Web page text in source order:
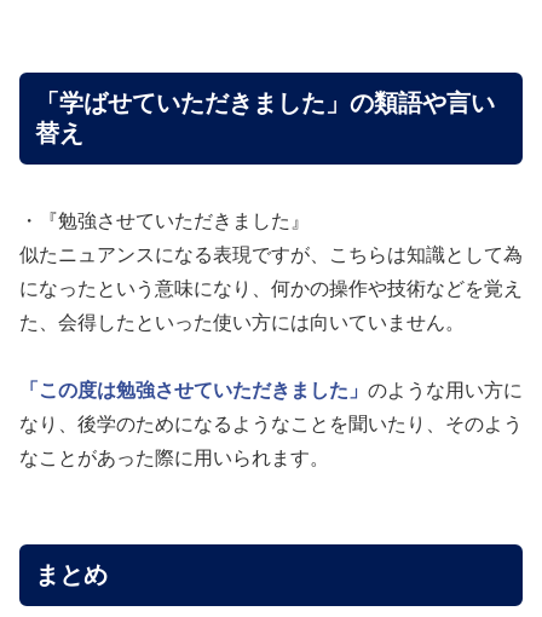
「学ばせていただきました」の類語や言い
替え
・『勉強させていただきました』
似たニュアンスになる表現ですが、こちらは知識として為
になったという意味になり、何かの操作や技術などを覚え
た、会得したといった使い方には向いていません。
「この度は勉強させていただきました」 のような用い方に
なり、後学のためになるようなことを聞いたり、そのよう
なことがあった際に用いられます。
まとめ